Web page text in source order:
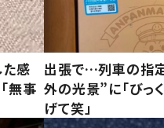
た感
無事
出張で…列車の指
外の光景”に「びっ
げて笑」